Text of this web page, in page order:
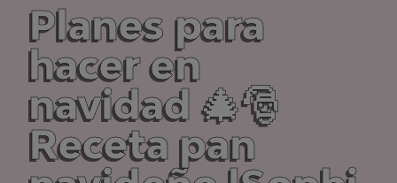
Planes para
hacer en
navidad 🎄🎅
Receta pan